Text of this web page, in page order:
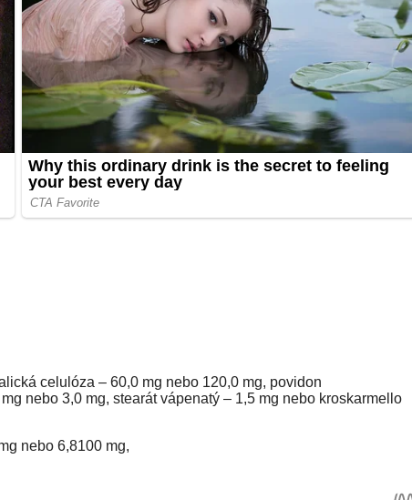
celulóza – 60,0 mg nebo 120,0 mg, povidon
nebo 3,0 mg, stearát vápenatý – 1,5 mg nebo kroskarmello
nebo 6,8100 mg,